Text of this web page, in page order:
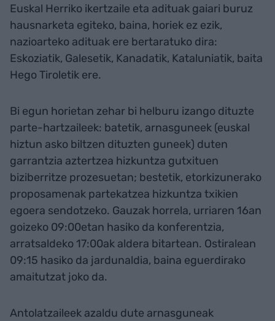
Euskal Herriko ikertzaile eta adituak gaiari buruz
hausnarketa egiteko, baina, horiek ez ezik,
nazioarteko adituak ere bertaratuko dira:
Eskoziatik, Galesetik, Kanadatik, Kataluniatik, baita
Hego Tiroletik ere.
Bi egun horietan zehar bi helburu izango dituzte
parte-hartzaileek: batetik, arnasguneek (euskal
hiztun asko biltzen dituzten guneek) duten
garrantzia aztertzea hizkuntza gutxituen
biziberritze prozesuetan; bestetik, etorkizunerako
proposamenak partekatzea hizkuntza txikien
egoera sendotzeko. Gauzak horrela, urriaren 16an
goizeko 09:00etan hasiko da konferentzia,
arratsaldeko 17:00ak aldera bitartean. Ostiralean
09:15 hasiko da jardunaldia, baina eguerdirako
amaitutzat joko da.
Antolatzaileek azaldu dute arnasguneak